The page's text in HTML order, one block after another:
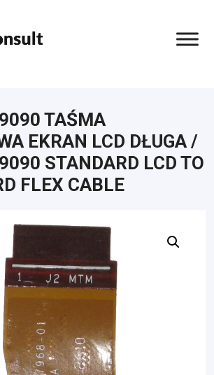
TAŚMA
EKRAN LCD DŁUGA /
STANDARD LCD TO
FLEX CABLE